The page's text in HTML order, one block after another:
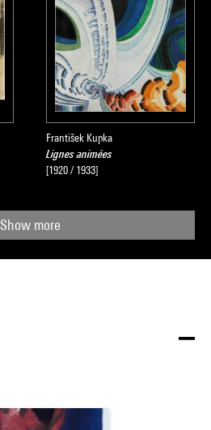
František Kupka
Lignes animées
[1920 / 1933]
Show more